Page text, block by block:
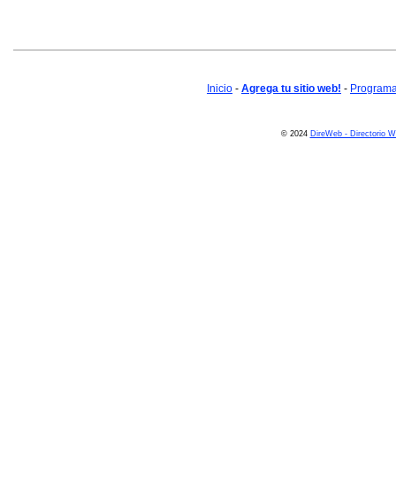
Inicio - Agrega tu sitio web! -
© 2024 DireWeb - Directorio